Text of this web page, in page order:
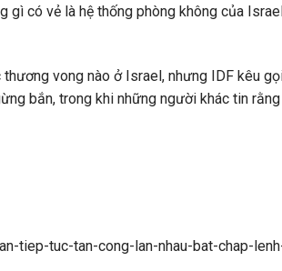
có vẻ là hệ thống phòng không của
vong nào ở Israel, nhưng IDF kêu
bắn, trong khi những người khác tin
tiep-tuc-tan-cong-lan-nhau-bat-chap-